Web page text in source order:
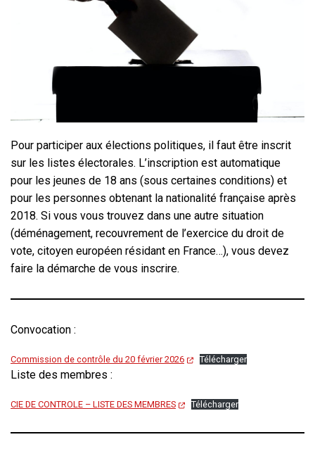
Pour participer aux élections politiques, il faut être inscrit
sur les listes électorales. L’inscription est automatique
pour les jeunes de 18 ans (sous certaines conditions) et
pour les personnes obtenant la nationalité française après
2018. Si vous vous trouvez dans une autre situation
(déménagement, recouvrement de l’exercice du droit de
vote, citoyen européen résidant en France…), vous devez
faire la démarche de vous inscrire.
Convocation :
Commission de contrôle du 20 février 2026 Télécharger
Liste des membres :
CIE DE CONTROLE – LISTE DES MEMBRES Télécharger